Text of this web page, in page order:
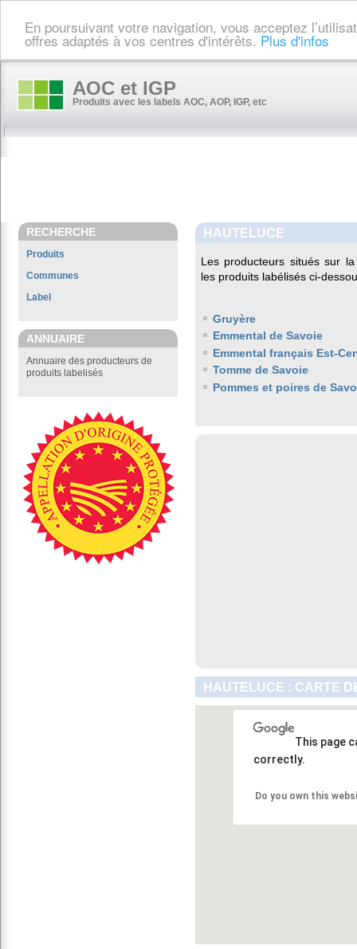
En poursuivant votre navigation, vous acceptez
offres adaptés à vos centres d'intérêts. Plus d'infos
AOC et IGP
Produits avec les labels AOC, AOP, IGP, etc
RECHERCHE
Produits
Communes
Label
ANNUAIRE
Annuaire des producteurs de
produits labelisés
HAUTELUCE
Les producteurs situés sur
les produits labélisés ci-
Gruyère
Emmental de Savoie
Emmental français Est-
Tomme de Savoie
Pommes et poires de
HAUTELUCE : CARTE
This page
correctly.
Do you own this